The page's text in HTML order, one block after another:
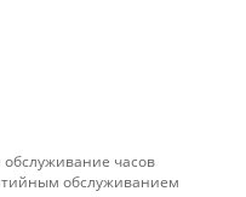
обслуживание часов
обслуживанием